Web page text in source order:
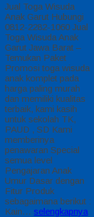
Jual Toga Wisuda
Anak Garut Hubungi
0812-2282-1060 Jual
Toga Wisuda Anak
Garut Jawa Barat –
Temukan Paket
Promosi toga wisuda
anak komplet pada
harga paling murah
dan memiliki kualitas
terbaik, kami kasih
untuk sekolah TK,
PAUD , SD Kami
memberinya
penawaran Special
semua level
Pengajaran Anak
Umur Dasar dengan
Fitur Produk
sebagaimana berikut :
Kain… selengkapnya